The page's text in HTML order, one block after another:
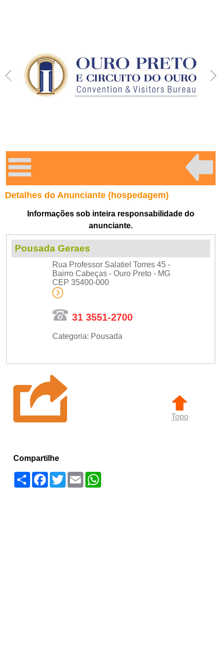
Detalhes do Anunciante (hospedagem)
Informações sob inteira responsabilidade do
anunciante.
Pousada Geraes
Rua Professor Salatiel Torres 45 -
Bairro Cabeças - Ouro Preto - MG
CEP 35400-000
31 3551-2700
Categoria: Pousada
Topo
Compartilhe
Compartilhar
Facebook
TwitterEmailWhatsApp